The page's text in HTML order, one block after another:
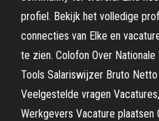
profiel. Bekijk het volledige
connecties van Elke en
te zien. Colofon Over
Tools Salariswijzer Bruto
Veelgestelde vragen
Werkgevers Vacature plaatsen